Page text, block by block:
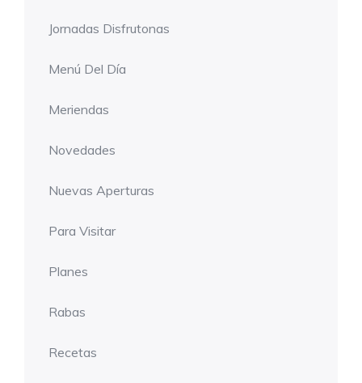
Jornadas Disfrutonas
Menú Del Día
Meriendas
Novedades
Nuevas Aperturas
Para Visitar
Planes
Rabas
Recetas